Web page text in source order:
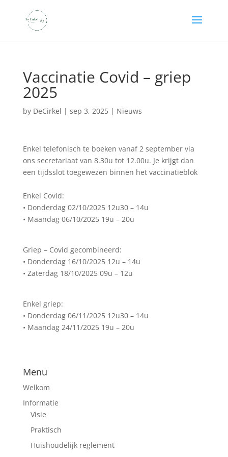
Vaccinatie Covid – griep
2025
by DeCirkel | sep 3, 2025| Nieuws
Enkel telefonisch te boeken vanaf 2 september via
ons secretariaat van 8.30u tot 12.00u. Je krijgt dan
een tijdsslot toegewezen binnen het vaccinatieblok
Enkel Covid:
• Donderdag 02/10/2025 12u30 – 14u
• Maandag 06/10/2025 19u – 20u
Griep – Covid gecombineerd:
• Donderdag 16/10/2025 12u – 14u
• Zaterdag 18/10/2025 09u – 12u
Enkel griep:
• Donderdag 06/11/2025 12u30 – 14u
• Maandag 24/11/2025 19u – 20u
Menu
Welkom
Informatie
Visie
Praktisch
Huishoudelijk reglement